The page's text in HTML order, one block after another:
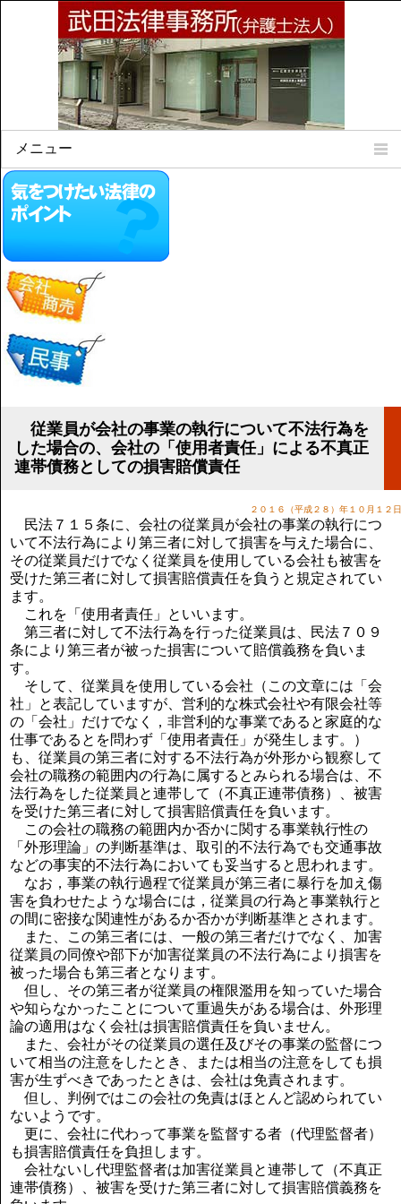
メニュー
Home
所属弁護士
法律相談案内
弁護士料について
事務所所在地
リンク集
顧問契約について
気をつけたい法律のポイント
武田正男の独り言
従業員が会社の事業の執行について不法行為を
した場合の、会社の「使用者責任」による不真正
連帯債務としての損害賠償責任
２０１６（平成２８）年１０月１２日
民法７１５条に、会社の従業員が会社の事業の執行につ
いて不法行為により第三者に対して損害を与えた場合に、
その従業員だけでなく従業員を使用している会社も被害を
受けた第三者に対して損害賠償責任を負うと規定されてい
ます。
これを「使用者責任」といいます。
第三者に対して不法行為を行った従業員は、民法７０９
条により第三者が被った損害について賠償義務を負いま
す。
そして、従業員を使用している会社（この文章には「会
社」と表記していますが、営利的な株式会社や有限会社等
の「会社」だけでなく，非営利的な事業であると家庭的な
仕事であるとを問わず「使用者責任」が発生します。）
も、従業員の第三者に対する不法行為が外形から観察して
会社の職務の範囲内の行為に属するとみられる場合は、不
法行為をした従業員と連帯して（不真正連帯債務）、被害
を受けた第三者に対して損害賠償責任を負います。
この会社の職務の範囲内か否かに関する事業執行性の
「外形理論」の判断基準は、取引的不法行為でも交通事故
などの事実的不法行為においても妥当すると思われます。
なお，事業の執行過程で従業員が第三者に暴行を加え傷
害を負わせたような場合には，従業員の行為と事業執行と
の間に密接な関連性があるか否かが判断基準とされます。
また、この第三者には、一般の第三者だけでなく、加害
従業員の同僚や部下が加害従業員の不法行為により損害を
被った場合も第三者となります。
但し、その第三者が従業員の権限濫用を知っていた場合
や知らなかったことについて重過失がある場合は、外形理
論の適用はなく会社は損害賠償責任を負いません。
また、会社がその従業員の選任及びその事業の監督につ
いて相当の注意をしたとき、または相当の注意をしても損
害が生ずべきであったときは、会社は免責されます。
但し、判例ではこの会社の免責はほとんど認められてい
ないようです。
更に、会社に代わって事業を監督する者（代理監督者）
も損害賠償責任を負担します。
会社ないし代理監督者は加害従業員と連帯して（不真正
連帯債務）、被害を受けた第三者に対して損害賠償義務を